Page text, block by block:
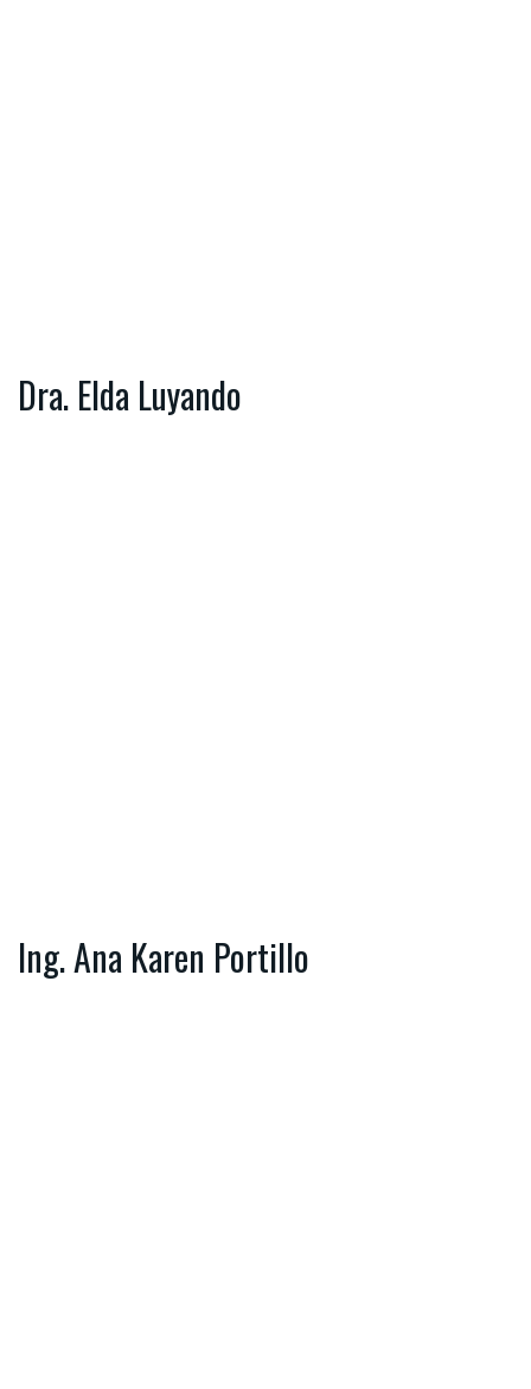
Dra. Elda Luyando
Ing. Ana Karen Portillo